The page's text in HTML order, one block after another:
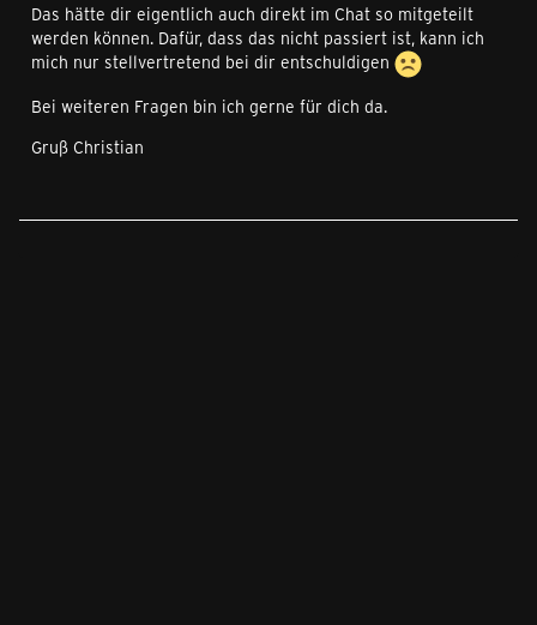
Das hätte dir eigentlich auch direkt im Chat so mitgeteilt
werden können. Dafür, dass das nicht passiert ist, kann ich
mich nur stellvertretend bei dir entschuldigen
Bei weiteren Fragen bin ich gerne für dich da.
Gruß Christian